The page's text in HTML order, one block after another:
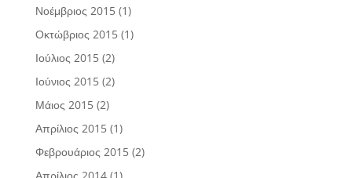
Νοέμβριος 2015(1)
Οκτώβριος 2015(1)
Ιούλιος 2015(2)
Ιούνιος 2015(2)
Μάιος 2015(2)
Απρίλιος 2015(1)
Φεβρουάριος 2015(2)